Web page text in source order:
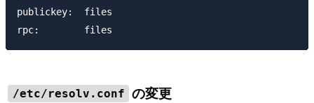
publickey:  files
/etc/resolv.conf の変更